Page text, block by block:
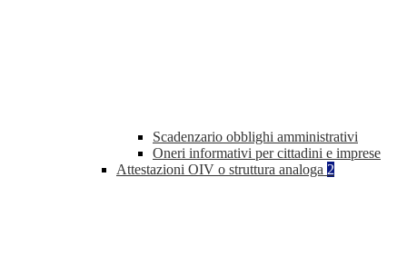
Scadenzario obblighi amministrativi
Oneri informativi per cittadini e imprese
Attestazioni OIV o struttura analoga 2